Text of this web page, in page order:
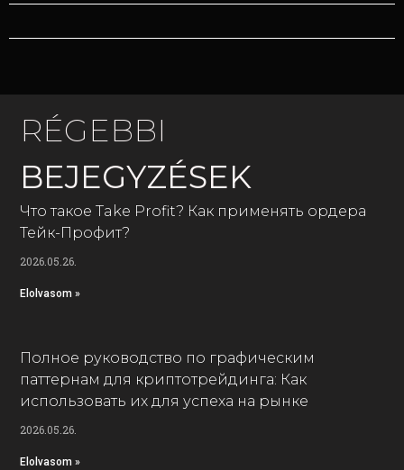
RÉGEBBI
BEJEGYZÉSEK
Что такое Take Profit? Как применять ордера
Тейк-Профит?
2026.05.26.
Elolvasom »
Полное руководство по графическим
паттернам для криптотрейдинга: Как
использовать их для успеха на рынке
2026.05.26.
Elolvasom »